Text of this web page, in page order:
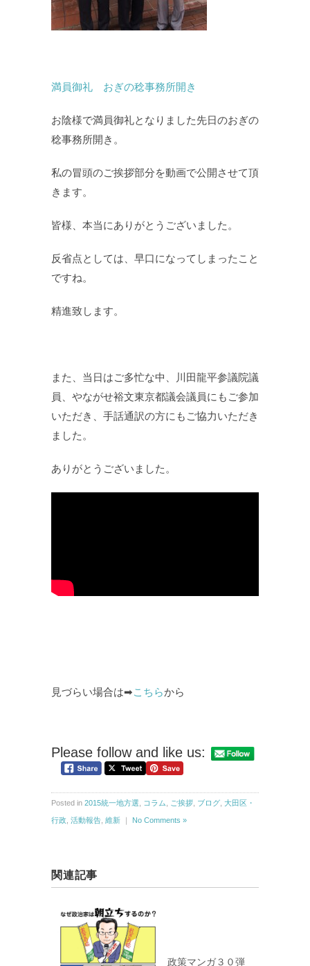
満員御礼 おぎの稔事務所開き
お陰様で満員御礼となりました先日のおぎの
稔事務所開き。
私の冒頭のご挨拶部分を動画で公開させて頂
きます。
皆様、本当にありがとうございました。
反省点としては、早口になってしまったこと
ですね。
精進致します。
また、当日はご多忙な中、川田龍平参議院議
員、やながせ裕文東京都議会議員にもご参加
いただき、手話通訳の方にもご協力いただき
ました。
ありがとうございました。
見づらい場合は➡こちらから
Please follow and like us:
Posted in 2015統一地方選 コラム ご挨拶 ブログ 大田区・
行政 活動報告 維新 ｜ No Comments »
関連記事
政策マンガ３０弾